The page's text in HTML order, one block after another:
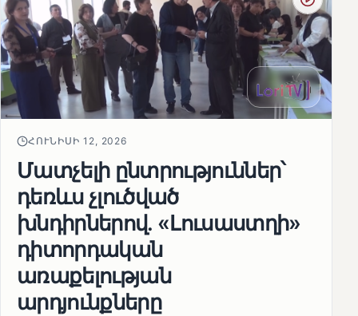
ՀՈՒՆԻՍԻ 12, 2026
Մատչելի ընտրություններ՝
դեռևս չլուծված
խնդիրներով. «Լուսաստղի»
դիտորդական
առաքելության
արդյունքները